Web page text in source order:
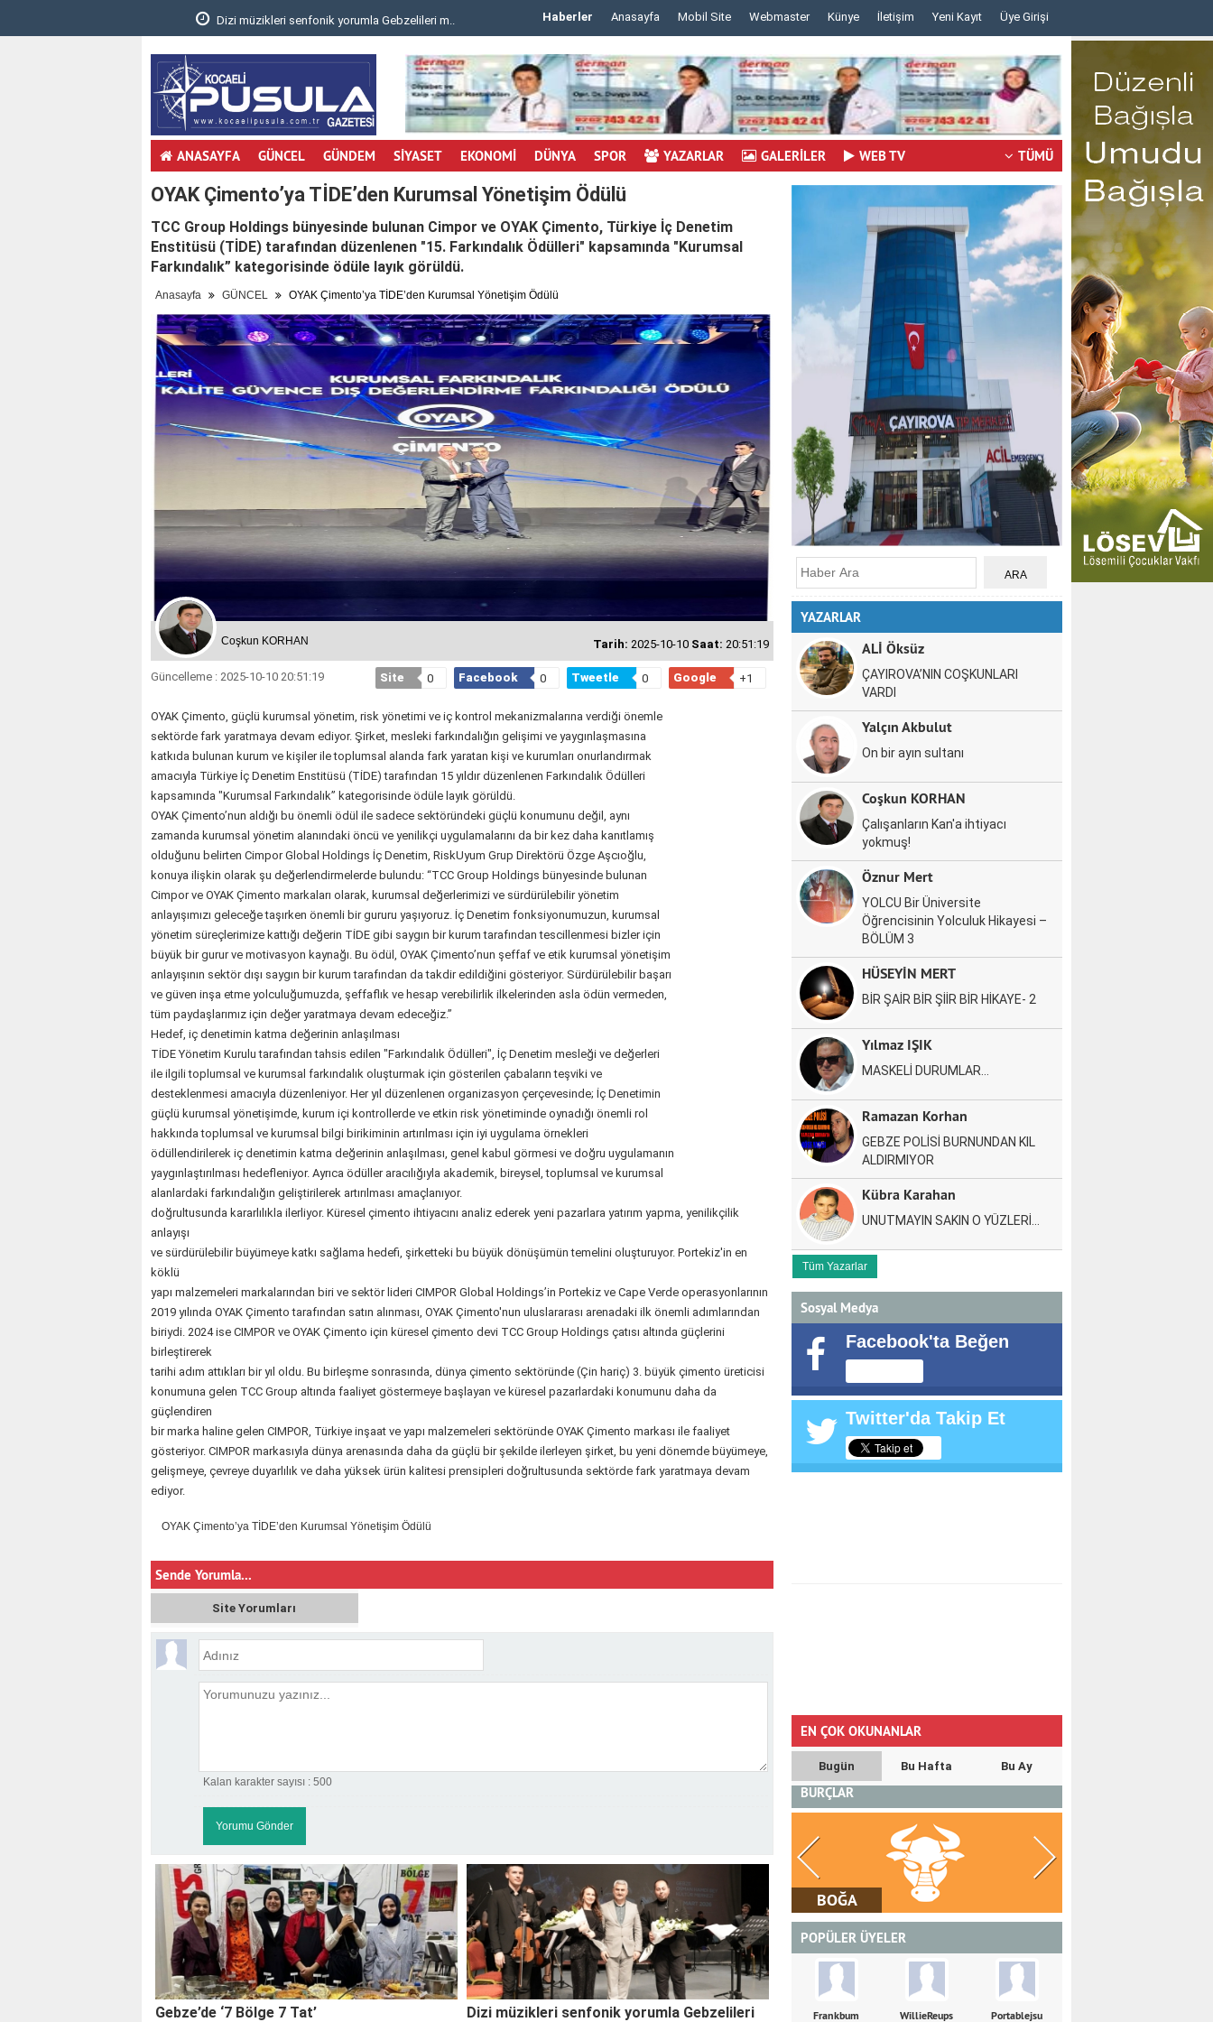
Dizi müzikleri senfonik yorumla Gebzelileri m.. Haberler Anasayfa Mobil Site Webmaster Künye İletişim Yeni Kayıt Üye Girişi
ANASAYFA GÜNCEL GÜNDEM SİYASET EKONOMİ DÜNYA SPOR YAZARLAR GALERİLER WEB TV TÜMÜ
OYAK Çimento’ya TİDE’den Kurumsal Yönetişim Ödülü
TCC Group Holdings bünyesinde bulunan Cimpor ve OYAK Çimento, Türkiye İç Denetim
Enstitüsü (TİDE) tarafından düzenlenen "15. Farkındalık Ödülleri" kapsamında "Kurumsal
Farkındalık” kategorisinde ödüle layık görüldü.
Anasayfa GÜNCEL OYAK Çimento’ya TİDE’den Kurumsal Yönetişim Ödülü
Coşkun KORHAN Tarih: 2025-10-10 Saat: 20:51:19
Güncelleme : 2025-10-10 20:51:19 Site 0 Facebook 0 Tweetle 0 Google +1
OYAK Çimento, güçlü kurumsal yönetim, risk yönetimi ve iç kontrol mekanizmalarına verdiği önemle
sektörde fark yaratmaya devam ediyor. Şirket, mesleki farkındalığın gelişimi ve yaygınlaşmasına
katkıda bulunan kurum ve kişiler ile toplumsal alanda fark yaratan kişi ve kurumları onurlandırmak
amacıyla Türkiye İç Denetim Enstitüsü (TİDE) tarafından 15 yıldır düzenlenen Farkındalık Ödülleri
kapsamında "Kurumsal Farkındalık” kategorisinde ödüle layık görüldü.
OYAK Çimento’nun aldığı bu önemli ödül ile sadece sektöründeki güçlü konumunu değil, aynı
zamanda kurumsal yönetim alanındaki öncü ve yenilikçi uygulamalarını da bir kez daha kanıtlamış
olduğunu belirten Cimpor Global Holdings İç Denetim, RiskUyum Grup Direktörü Özge Aşcıoğlu,
konuya ilişkin olarak şu değerlendirmelerde bulundu: “TCC Group Holdings bünyesinde bulunan
Cimpor ve OYAK Çimento markaları olarak, kurumsal değerlerimizi ve sürdürülebilir yönetim
anlayışımızı geleceğe taşırken önemli bir gururu yaşıyoruz. İç Denetim fonksiyonumuzun, kurumsal
yönetim süreçlerimize kattığı değerin TİDE gibi saygın bir kurum tarafından tescillenmesi bizler için
büyük bir gurur ve motivasyon kaynağı. Bu ödül, OYAK Çimento’nun şeffaf ve etik kurumsal yönetişim
anlayışının sektör dışı saygın bir kurum tarafından da takdir edildiğini gösteriyor. Sürdürülebilir başarı
ve güven inşa etme yolculuğumuzda, şeffaflık ve hesap verebilirlik ilkelerinden asla ödün vermeden,
tüm paydaşlarımız için değer yaratmaya devam edeceğiz.”
Hedef, iç denetimin katma değerinin anlaşılması
TİDE Yönetim Kurulu tarafından tahsis edilen "Farkındalık Ödülleri", İç Denetim mesleği ve değerleri
ile ilgili toplumsal ve kurumsal farkındalık oluşturmak için gösterilen çabaların teşviki ve
desteklenmesi amacıyla düzenleniyor. Her yıl düzenlenen organizasyon çerçevesinde; İç Denetimin
güçlü kurumsal yönetişimde, kurum içi kontrollerde ve etkin risk yönetiminde oynadığı önemli rol
hakkında toplumsal ve kurumsal bilgi birikiminin artırılması için iyi uygulama örnekleri
ödüllendirilerek iç denetimin katma değerinin anlaşılması, genel kabul görmesi ve doğru uygulamanın
yaygınlaştırılması hedefleniyor. Ayrıca ödüller aracılığıyla akademik, bireysel, toplumsal ve kurumsal
alanlardaki farkındalığın geliştirilerek artırılması amaçlanıyor.
doğrultusunda kararlılıkla ilerliyor. Küresel çimento ihtiyacını analiz ederek yeni pazarlara yatırım yapma, yenilikçilik
anlayışı
ve sürdürülebilir büyümeye katkı sağlama hedefi, şirketteki bu büyük dönüşümün temelini oluşturuyor. Portekiz'in en
köklü
yapı malzemeleri markalarından biri ve sektör lideri CIMPOR Global Holdings’in Portekiz ve Cape Verde operasyonlarının
2019 yılında OYAK Çimento tarafından satın alınması, OYAK Çimento'nun uluslararası arenadaki ilk önemli adımlarından
biriydi. 2024 ise CIMPOR ve OYAK Çimento için küresel çimento devi TCC Group Holdings çatısı altında güçlerini
birleştirerek
tarihi adım attıkları bir yıl oldu. Bu birleşme sonrasında, dünya çimento sektöründe (Çin hariç) 3. büyük çimento üreticisi
konumuna gelen TCC Group altında faaliyet göstermeye başlayan ve küresel pazarlardaki konumunu daha da
güçlendiren
bir marka haline gelen CIMPOR, Türkiye inşaat ve yapı malzemeleri sektöründe OYAK Çimento markası ile faaliyet
gösteriyor. CIMPOR markasıyla dünya arenasında daha da güçlü bir şekilde ilerleyen şirket, bu yeni dönemde büyümeye,
gelişmeye, çevreye duyarlılık ve daha yüksek ürün kalitesi prensipleri doğrultusunda sektörde fark yaratmaya devam
ediyor.
OYAK Çimento’ya TİDE’den Kurumsal Yönetişim Ödülü
Sende Yorumla...
Site Yorumları
Kalan karakter sayısı : 500
Gebze’de ‘7 Bölge 7 Tat’
Dizi müzikleri senfonik yorumla Gebzelileri
YAZARLAR
ALİ Öksüz
ÇAYIROVA’NIN COŞKUNLARI
VARDI
Yalçın Akbulut
On bir ayın sultanı
Coşkun KORHAN
Çalışanların Kan'a ihtiyacı
yokmuş!
Öznur Mert
YOLCU Bir Üniversite
Öğrencisinin Yolculuk Hikayesi –
BÖLÜM 3
HÜSEYİN MERT
BİR ŞAİR BİR ŞİİR BİR HİKAYE- 2
Yılmaz IŞIK
MASKELİ DURUMLAR…
Ramazan Korhan
GEBZE POLİSİ BURNUNDAN KIL
ALDIRMIYOR
Kübra Karahan
UNUTMAYIN SAKIN O YÜZLERİ…
Tüm Yazarlar
Sosyal Medya
Facebook'ta Beğen
Twitter'da Takip Et
EN ÇOK OKUNANLAR
Bugün Bu Hafta Bu Ay
BURÇLAR
KOÇ BOĞA İKİZLER
POPÜLER ÜYELER
Frankbum WillieReups Portablejsu